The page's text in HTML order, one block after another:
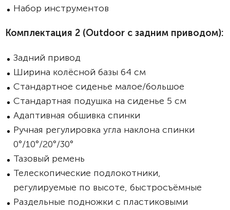
Набор инструментов
Комплектация 2 (Outdoor с задним приводом):
Задний привод
Ширина колёсной базы 64 см
Стандартное сиденье малое/большое
Стандартная подушка на сиденье 5 см
Адаптивная обшивка спинки
Ручная регулировка угла наклона спинки
0°/10°/20°/30°
Тазовый ремень
Телескопические подлокотники,
регулируемые по высоте, быстросъёмные
Раздельные подножки с пластиковыми